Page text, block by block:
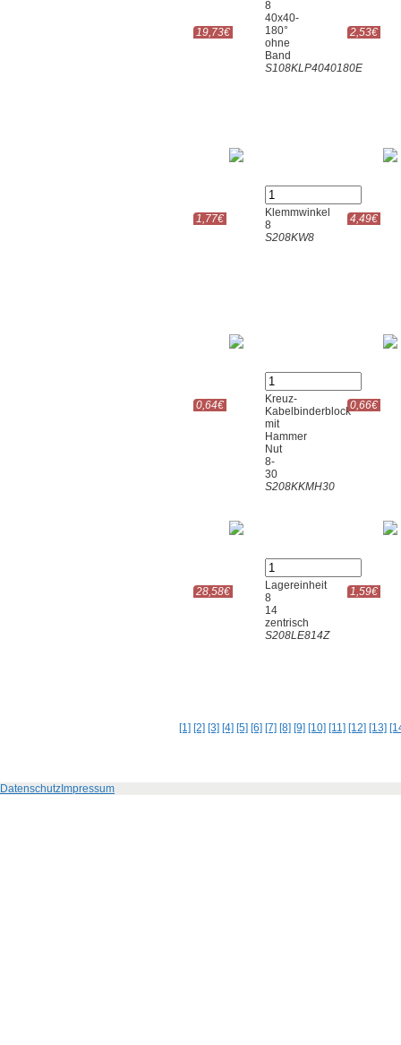
8
40x40-
180°
ohne
Band
S108KLP4040180E
19,73€ 2,53€
Klemmwinkel
8
S208KW8
1,77€ 4,49€
Kreuz-
Kabelbinderblock
mit
Hammer
Nut
8-
30
S208KKMH30
0,64€ 0,66€
Lagereinheit
8
14
zentrisch
S208LE814Z
28,58€ 1,59€
[1] [2] [3] [4] [5] [6] [7] [8] [9] [10] [11] [12] [13]
Datenschutz Impressum